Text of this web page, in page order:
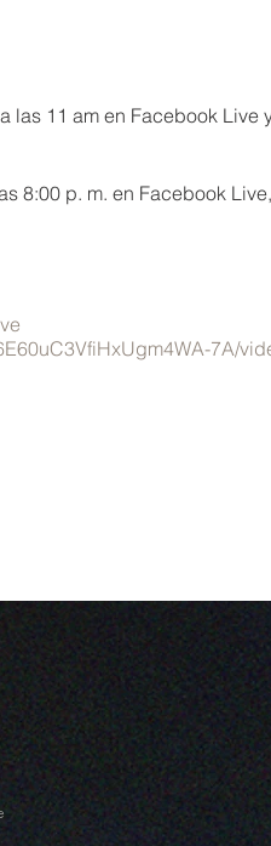
las 11 am en Facebook Live
8:00 p. m. en Facebook
7A/